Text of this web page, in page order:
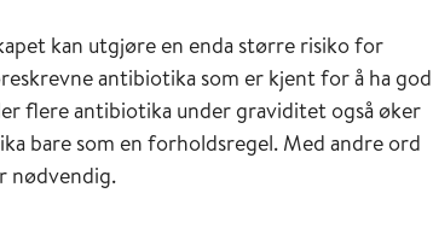
kan utgjøre en enda større risiko for
antibiotika som er kjent for å ha god
flere antibiotika under graviditet også øker
bare som en forholdsregel. Med andre ord
nødvendig.